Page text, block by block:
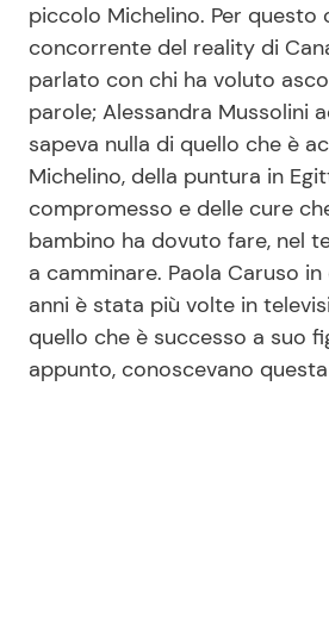
Mondo Mamma
News benessere
Salute
Viaggi e Turismo
Festività
Le
piccolo Michelino. Per questo
concorrente del reality di
parlato con chi ha voluto
parole; Alessandra Mussolini
sapeva nulla di quello che è
Michelino, della puntura in
compromesso e delle cure
bambino ha dovuto fare, nel
a camminare. Paola Caruso
anni è stata più volte in
quello che è successo a suo
appunto, conoscevano